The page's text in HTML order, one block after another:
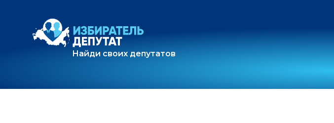
Найди своих депутатов